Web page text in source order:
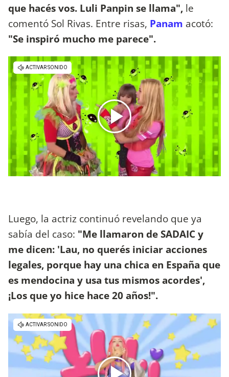
que hacés vos. Luli Panpin se llama", le
comentó Sol Rivas. Entre risas, Panam acotó:
"Se inspiró mucho me parece".
Luego, la actriz continuó revelando que ya
sabía del caso: "Me llamaron de SADAIC y
me dicen: 'Lau, no querés iniciar acciones
legales, porque hay una chica en España que
es mendocina y usa tus mismos acordes',
¡Los que yo hice hace 20 años!".